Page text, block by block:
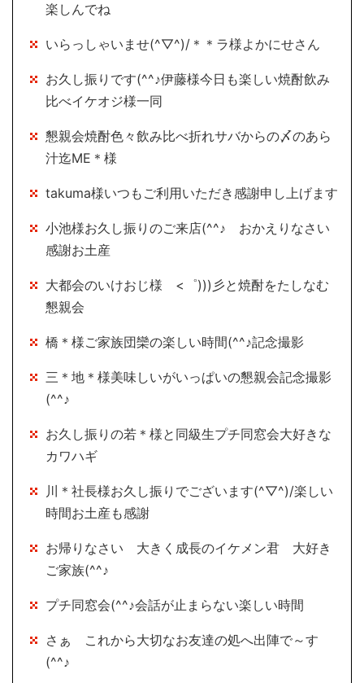
楽しんでね
いらっしゃいませ(^▽^)/＊＊ラ様よかにせさん
お久し振りです(^^♪伊藤様今日も楽しい焼酎飲み
比べイケオジ様一同
懇親会焼酎色々飲み比べ折れサバからの〆のあら
汁迄ME＊様
takuma様いつもご利用いただき感謝申し上げます
小池様お久し振りのご来店(^^♪ おかえりなさい
感謝お土産
大都会のいけおじ様 <゜)))彡と焼酎をたしなむ
懇親会
橋＊様ご家族団欒の楽しい時間(^^♪記念撮影
三＊地＊様美味しいがいっぱいの懇親会記念撮影
(^^♪
お久し振りの若＊様と同級生プチ同窓会大好きな
カワハギ
川＊社長様お久し振りでございます(^▽^)/楽しい
時間お土産も感謝
お帰りなさい 大きく成長のイケメン君 大好き
ご家族(^^♪
プチ同窓会(^^♪会話が止まらない楽しい時間
さぁ これから大切なお友達の処へ出陣で～す
(^^♪